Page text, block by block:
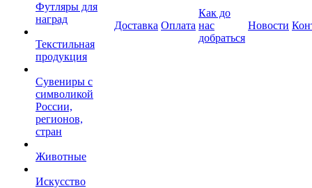
Футляры для
наград
Текстильная
продукция
Сувениры с
символикой
России,
регионов,
стран
Животные
Искусство
Доставка Оплата
Как до
нас
добраться
Новости